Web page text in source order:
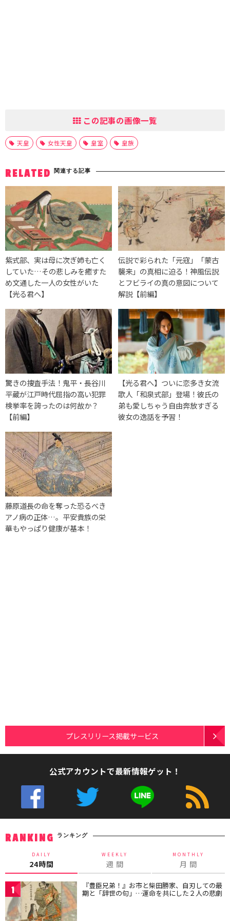
この記事の画像一覧
天皇 女性天皇 皇室 皇族
RELATED 関連する記事
紫式部、実は母に次ぎ姉も亡く
していた…その悲しみを癒すた
め文通した一人の女性がいた
【光る君へ】
伝説で彩られた「元寇」「蒙古
襲来」の真相に迫る！神風伝説
とフビライの真の意図について
解説【前編】
驚きの捜査手法！鬼平・長谷川
平蔵が江戸時代屈指の高い犯罪
検挙率を誇ったのは何故か？
【前編】
【光る君へ】ついに恋多き女流
歌人「和泉式部」登場！彼氏の
弟も愛しちゃう自由奔放すぎる
彼女の逸話を予習！
藤原道長の命を奪った恐るべき
アノ病の正体…。平安貴族の栄
華もやっぱり健康が基本！
プレスリリース掲載サービス
公式アカウントで最新情報ゲット！
RANKING ランキング
DAILY
24時間
WEEKLY
週 間
MONTHLY
月 間
1 『豊臣兄弟！』お市と柴田勝家、自刃しての最
期と「辞世の句」…運命を共にした２人の悲劇